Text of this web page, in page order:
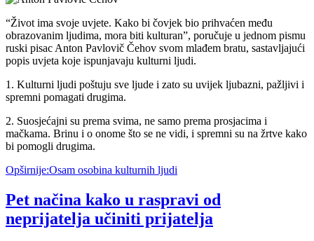
“Život ima svoje uvjete. Kako bi čovjek bio prihvaćen među
obrazovanim ljudima, mora biti kulturan”, poručuje u jednom pismu
ruski pisac Anton Pavlovič Čehov svom mlađem bratu, sastavljajući
popis uvjeta koje ispunjavaju kulturni ljudi.
1. Kulturni ljudi poštuju sve ljude i zato su uvijek ljubazni, pažljivi i
spremni pomagati drugima.
2. Suosjećajni su prema svima, ne samo prema prosjacima i
mačkama. Brinu i o onome što se ne vidi, i spremni su na žrtve kako
bi pomogli drugima.
Opširnije:Osam osobina kulturnih ljudi
Pet načina kako u raspravi od
neprijatelja učiniti prijatelja